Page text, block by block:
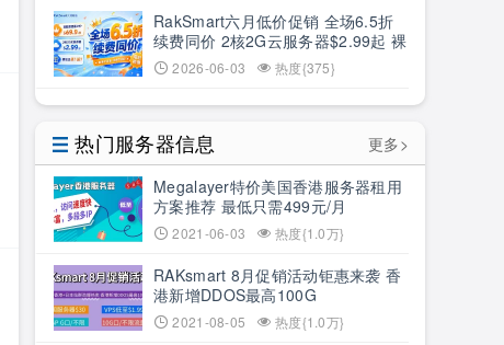
RakSmart六月低价促销 全场6.5折
续费同价 2核2G云服务器$2.99起 裸
机云买1送1
2026-06-03 热度{375}
热门服务器信息
更多>
Megalayer特价美国香港服务器租用
方案推荐 最低只需499元/月
2021-06-03 热度{1.0万}
RAKsmart 8月促销活动钜惠来袭 香
港新增DDOS最高100G
2021-08-05 热度{1.0万}